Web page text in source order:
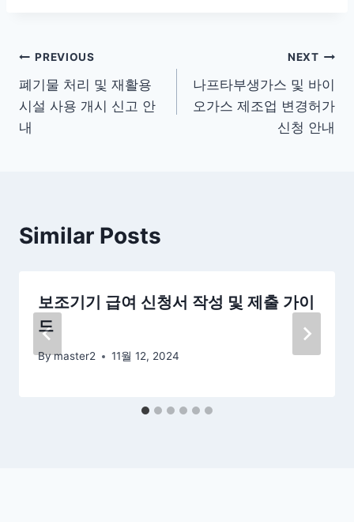
글
탐
색
PREVIOUS
폐기물 처리 및 재활용
시설 사용 개시 신고 안
내
NEXT
나프타부생가스 및 바이
오가스 제조업 변경허가
신청 안내
Similar Posts
보조기기 급여 신청서 작성 및 제출 가이
드
Bymaster2 11월 12, 2024